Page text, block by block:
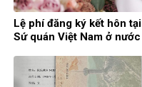
Lệ phí đăng ký kết hôn tại
Sứ quán Việt Nam ở nước